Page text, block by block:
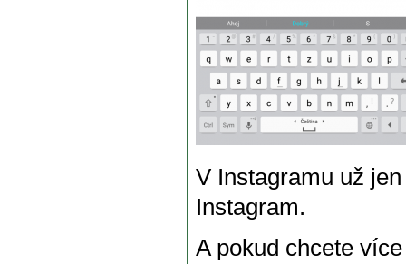
V Instagramu už
Instagram.
A pokud chcete